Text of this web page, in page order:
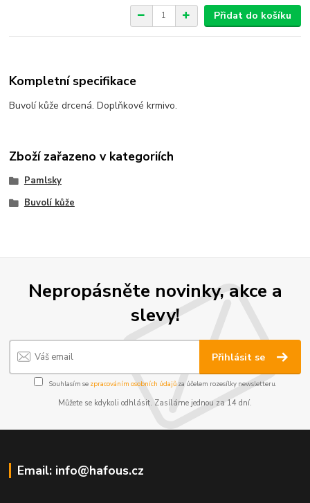
Přidat do košíku
Kompletní specifikace
Buvolí kůže drcená. Doplňkové krmivo.
Zboží zařazeno v kategoriích
Pamlsky
Buvolí kůže
Nepropásněte novinky, akce a
slevy!
Přihlásit se
Souhlasím se zpracováním osobních údajůza účelem rozesílky newsletteru.
Můžete se kdykoli odhlásit. Zasíláme jednou za 14 dní.
Email: info@hafous.cz